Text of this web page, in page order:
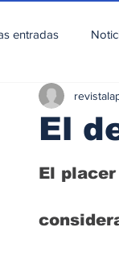
entradas
El
El